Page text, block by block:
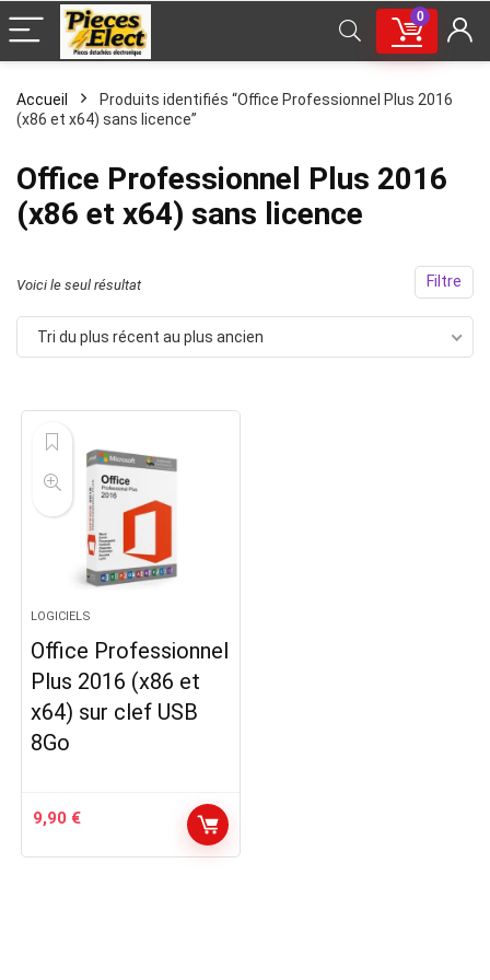
0
Accueil
Produits identifiés “Office Professionnel Plus 2016
(x86 et x64) sans licence”
Office Professionnel Plus 2016
(x86 et x64) sans licence
Filtre
Voici le seul résultat
Tri du plus récent au plus ancien
LOGICIELS
Office Professionnel
Plus 2016 (x86 et
x64) sur clef USB
8Go
9,90 €